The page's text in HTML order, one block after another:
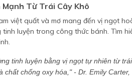
Từ Trái Cây Khô
việt quất và mơ mang đến vị ngọt
luyện trong công thức bánh. Tìm
tinh luyện bằng vị ngọt tự nhiên từ
chất chống oxy hóa,"- Dr. Emily Carter,